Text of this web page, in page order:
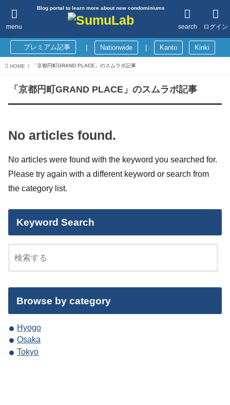
Blog portal to learn more about new condominiums
ログイン
search
menu
プレミアム記事 Nationwide Kanto Kinki
HOME 「京都円町GRAND PLACE」のスムラボ記事
「京都円町GRAND PLACE」のスムラボ記事
No articles found.
No articles were found with the keyword you searched for.
Please try again with a different keyword or search from
the category list.
Keyword Search
Browse by category
Hyogo
Osaka
Tokyo